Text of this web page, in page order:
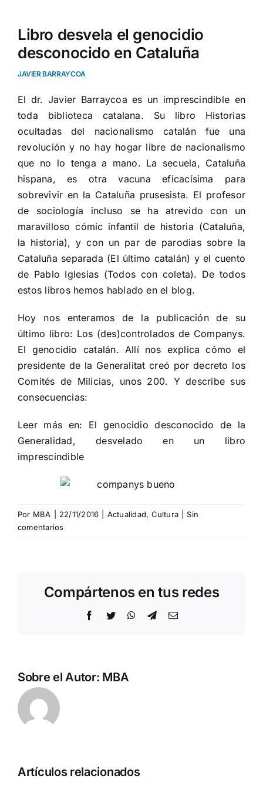
Libro desvela el genocidio
desconocido en Cataluña
JAVIER BARRAYCOA
El dr. Javier Barraycoa es un imprescindible en
toda biblioteca catalana. Su libro Historias
ocultadas del nacionalismo catalánfue una
revolución y no hay hogar libre de nacionalismo
que no lo tenga a mano. La secuela, Cataluña
hispana, es otra vacuna eficacísima para
sobrevivir en la Cataluña prusesista. El profesor
de sociología incluso se ha atrevido con un
maravilloso cómic infantil de historia (Cataluña,
la historia), y con un par de parodias sobre la
Cataluña separada (El último catalán) y el cuento
de Pablo Iglesias (Todos con coleta). De todos
estos libros hemos hablado en el blog.
Hoy nos enteramos de la publicación de su
último libro: Los (des)controlados de Companys.
El genocidio catalán. Allí nos explica cómo el
presidente de la Generalitat creó por decreto los
Comités de Milicias, unos 200. Y describe sus
consecuencias:
Leer más en: El genocidio desconocido de la
Generalidad, desvelado en un libro
imprescindible
Por MBA 22/11/2016 Actualidad, Cultura
Sin
comentarios
Compártenos en tus redes
Facebook
Twitter WhatsApp
TelegramCorreo
Sobre el Autor: MBA
Artículos relacionados